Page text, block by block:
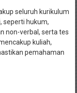
seluruh kurikulum
seperti hukum,
non-verbal, serta tes
kuliah,
pemahaman